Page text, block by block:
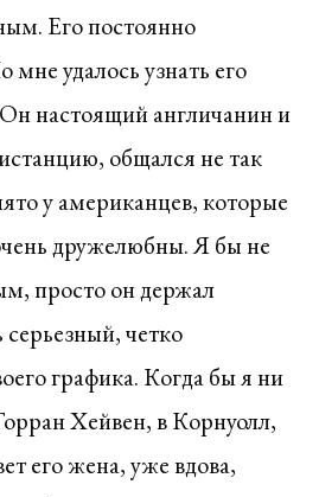
Его постоянно
удалось узнать его
настоящий англичанин и
общался не так
у американцев, которые
дружелюбны. Я бы не
просто он держал
четко
графика. Когда бы я ни
Хейвен, в Корнуолл,
его жена, уже вдова,